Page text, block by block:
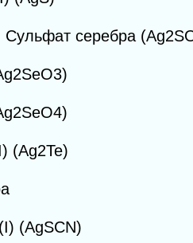
Сульфат серебра
(Ag2Te)
(I) (AgSCN)